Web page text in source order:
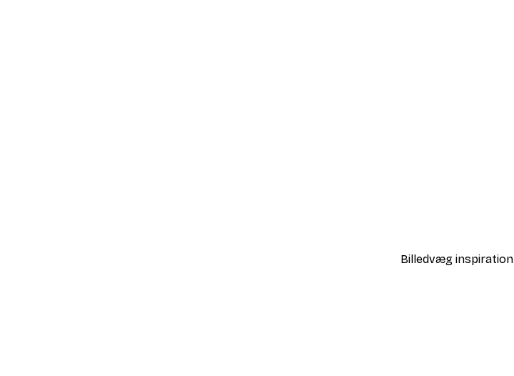
Billedvæg inspiration